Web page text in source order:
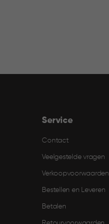
Service
Contact
Veelgestelde vragen
Verkoopvoorwaarden
Bestellen en Leveren​
Betalen